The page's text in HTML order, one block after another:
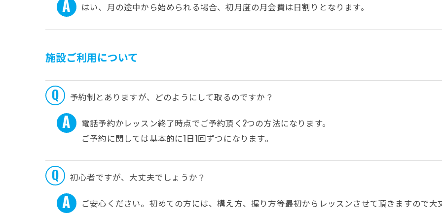
はい、月の途中から始められる場合、初月度の月会費は日割りとなります。
施設ご利用について
予約制とありますが、どのようにして取るのですか？
電話予約かレッスン終了時点でご予約頂く2つの方法になります。
ご予約に関しては基本的に1日1回ずつになります。
初心者ですが、大丈夫でしょうか？
ご安心ください。初めての方には、構え方、握り方等最初からレッスンさせて頂きますので大